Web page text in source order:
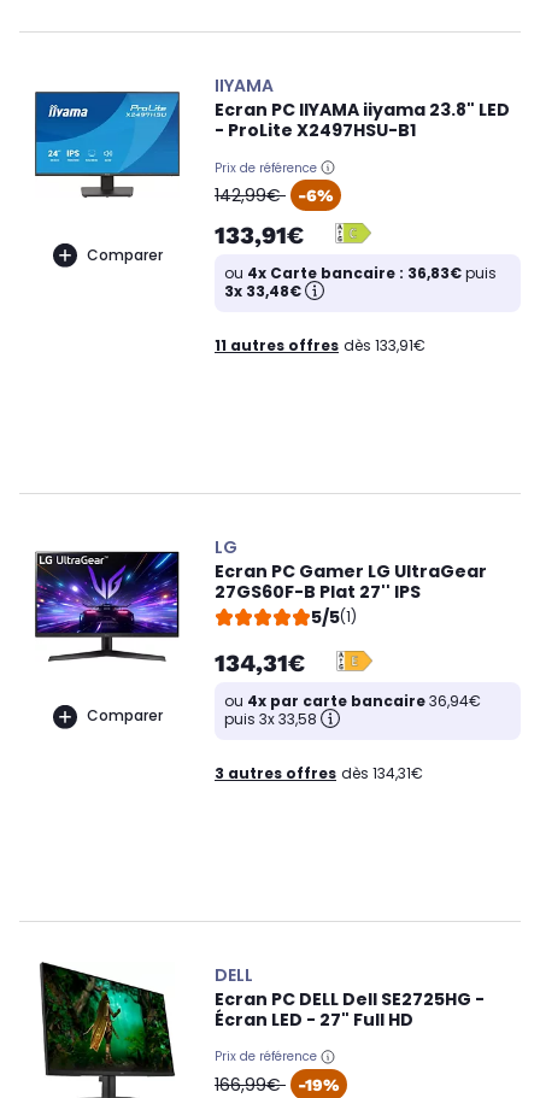
Comparer
IIYAMA
Ecran PC IIYAMA iiyama 23.8" LED
- ProLite X2497HSU-B1
Prix de référence
oldPrice
142,99€ -6%
133,91€
ou 4x Carte bancaire : 36,83€puis
3x 33,48€
11 autres offres dès 133,91€
Comparer
LG
Ecran PC Gamer LG UltraGear
27GS60F-B Plat 27'' IPS
5/5(1)
134,31€
ou 4x par carte bancaire36,94€
puis 3x 33,58
3 autres offres dès 134,31€
DELL
Ecran PC DELL Dell SE2725HG -
Écran LED - 27" Full HD
Prix de référence
oldPrice
166,99€ -19%